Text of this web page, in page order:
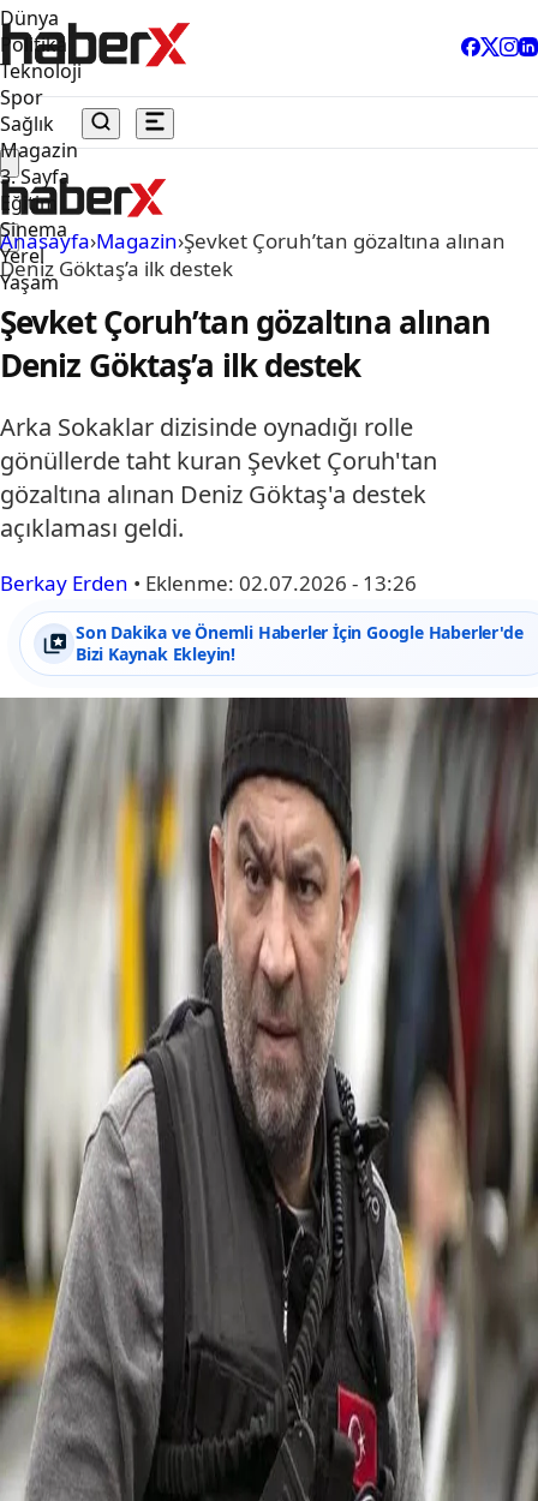
Dünya
Politika
Teknoloji
Spor
Sağlık
Magazin
3. Sayfa
Eğitim
Sinema
Yerel
Yaşam
Anasayfa›Magazin›Şevket Çoruh’tan gözaltına alınan
Deniz Göktaş’a ilk destek
Şevket Çoruh’tan gözaltına alınan
Deniz Göktaş’a ilk destek
Arka Sokaklar dizisinde oynadığı rolle
gönüllerde taht kuran Şevket Çoruh'tan
gözaltına alınan Deniz Göktaş'a destek
açıklaması geldi.
Berkay Erden • Eklenme: 02.07.2026 - 13:26
Son Dakika ve Önemli Haberler İçin Google Haberler'de
Bizi Kaynak Ekleyin!